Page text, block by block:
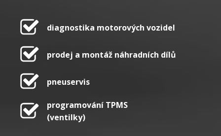
diagnostika motorových vozidel
prodej a montáž náhradních dílů
pneuservis
programování TPMS
(ventilky)